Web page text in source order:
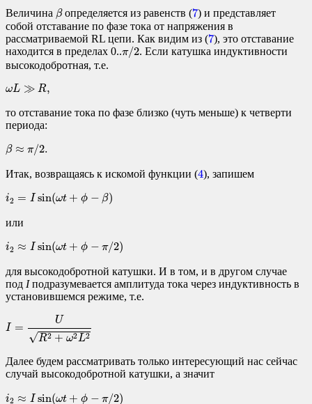
Величина β
βопределяется из равенств (7
7) и представляет
собой отставание по фазе тока от напряжения в
рассматриваемой RL цепи. Как видим из (7
7), это отставание
находится в пределах 0..π/2
π/2 . Если катушка индуктивности
высокодобротная, т.е.
ωL ≫ R,
ωL ≫ R,
то отставание тока по фазе близко (чуть меньше) к четверти
периода:
β ≈ π/2.
2.
Итак, возвращаясь к искомой функции (4
4), запишем
i2 = I sin(ωt + ϕ − β)
= sin( ωt + −β
или
i2 ≈ I sin(ωt + ϕ − π/2)
2≈ Isin( ω + −
для высокодобротной катушки. И в том, и в другом случае
под Iподразумевается амплитуда тока через индуктивность в
установившемся режиме, т.е.
I = U
√R2 + ω2L2
ω2
Далее будем рассматривать только интересующий нас сейчас
случай высокодобротной катушки, а значит
i2 ≈ I sin(ωt + ϕ − π/2)
2≈ Isin( ω + −